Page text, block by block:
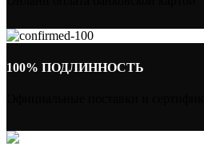
100% ПОДЛИННОСТЬ